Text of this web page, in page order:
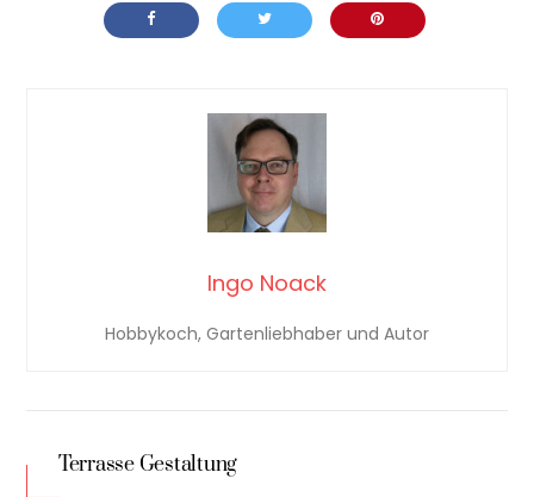
Ingo Noack
Hobbykoch, Gartenliebhaber und Autor
Terrasse Gestaltung